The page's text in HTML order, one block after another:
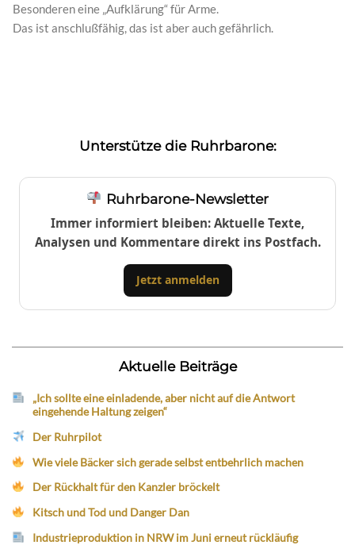
Besonderen eine „Aufklärung“ für Arme.
Das ist anschlußfähig, das ist aber auch gefährlich.
Unterstütze die Ruhrbarone:
Ruhrbarone-Newsletter
Immer informiert bleiben: Aktuelle Texte,
Analysen und Kommentare direkt ins Postfach.
Jetzt anmelden
Aktuelle Beiträge
„Ich sollte eine einladende, aber nicht auf die Antwort
eingehende Haltung zeigen“
Der Ruhrpilot
Wie viele Bäcker sich gerade selbst entbehrlich machen
Der Rückhalt für den Kanzler bröckelt
Kitsch und Tod und Danger Dan
Industrieproduktion in NRW im Juni erneut rückläufig